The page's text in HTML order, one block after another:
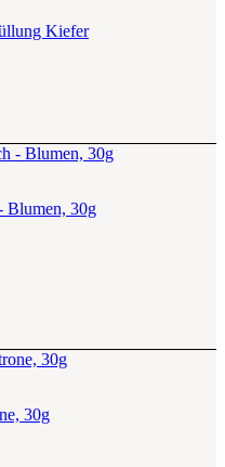
Kiefer
Blumen, 30g
30g